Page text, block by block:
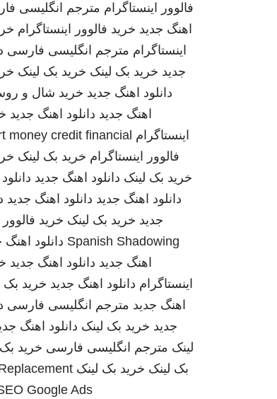
فالوور اینستاگرام مترجم انگلیسی
اهنگ جدید خرید فالوور اینستاگرام
اینستاگرام مترجم انگلیسی فارسی
جدید خرید بک لینک خرید بک لینک
دانلود اهنگ جدید خرید شال و
اهنگ جدید دانلود اهنگ جدید
اینستاگرام money credit financial
فالوور اینستاگرام خرید بک لینک
خرید بک لینک دانلود اهنگ جدید
دانلود اهنگ جدید دانلود اهنگ جدید
جدید خرید بک لینک خرید فالوور
Spanish Shadowing دانلود اهنگ
اهنگ جدید دانلود اهنگ جدید
اینستاگرام دانلود اهنگ جدید خرید بک
اهنگ جدید مترجم انگلیسی فارسی
جدید خرید بک لینک دانلود اهنگ
لینک مترجم انگلیسی فارسی خرید
بک لینک خرید بک لینک
Google Ads